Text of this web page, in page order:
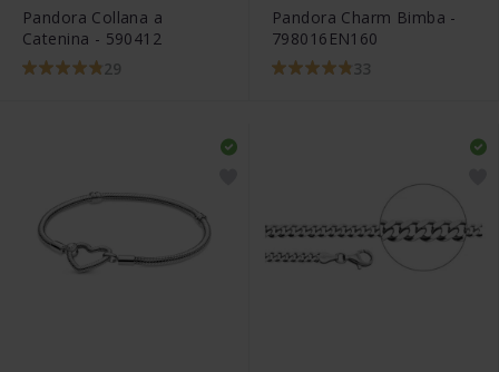
Pandora Collana a
Catenina - 590412
29
Pandora Charm Bimba -
798016EN160
33